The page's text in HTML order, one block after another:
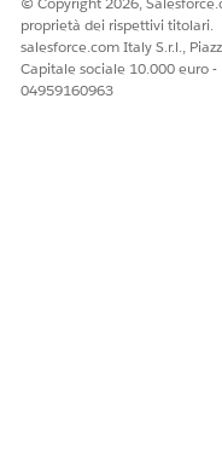
proprietà dei rispettivi titolari.
salesforce.com Italy S.r.l.,
Capitale sociale 10.000 euro
04959160963